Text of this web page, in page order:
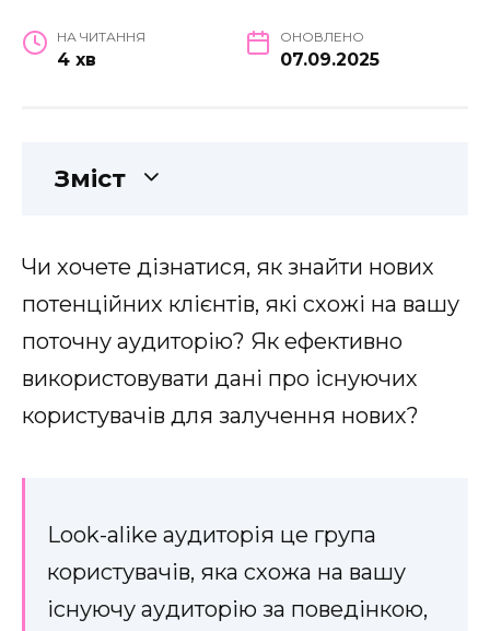
НА ЧИТАННЯ
4 хв
ОНОВЛЕНО
07.09.2025
Зміст
Чи хочете дізнатися, як знайти нових
потенційних клієнтів, які схожі на вашу
поточну аудиторію? Як ефективно
використовувати дані про існуючих
користувачів для залучення нових?
Look-alike аудиторія це група
користувачів, яка схожа на вашу
існуючу аудиторію за поведінкою,